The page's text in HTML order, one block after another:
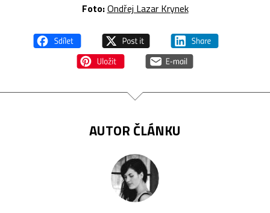
Foto:Ondřej Lazar Krynek
AUTOR ČLÁNKU